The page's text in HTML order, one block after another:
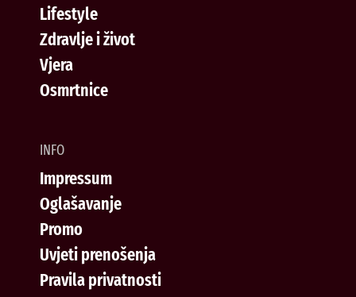
Lifestyle
Zdravlje i život
Vjera
Osmrtnice
INFO
Impressum
Oglašavanje
Promo
Uvjeti prenošenja
Pravila privatnosti